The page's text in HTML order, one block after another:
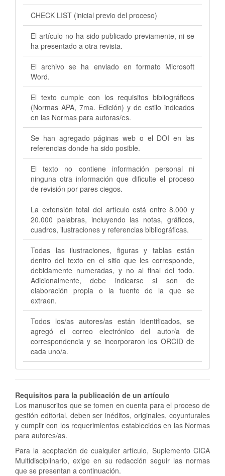
CHECK LIST (inicial previo del proceso)
El artículo no ha sido publicado previamente, ni se
ha presentado a otra revista.
El archivo se ha enviado en formato Microsoft
Word.
El texto cumple con los requisitos bibliográficos
(Normas APA, 7ma. Edición) y de estilo indicados
en las Normas para autoras/es.
Se han agregado páginas web o el DOI en las
referencias donde ha sido posible.
El texto no contiene información personal ni
ninguna otra información que dificulte el proceso
de revisión por pares ciegos.
La extensión total del artículo está entre 8.000 y
20.000 palabras, incluyendo las notas, gráficos,
cuadros, ilustraciones y referencias bibliográficas.
Todas las ilustraciones, figuras y tablas están
dentro del texto en el sitio que les corresponde,
debidamente numeradas, y no al final del todo.
Adicionalmente, debe indicarse si son de
elaboración propia o la fuente de la que se
extraen.
Todos los/as autores/as están identificados, se
agregó el correo electrónico del autor/a de
correspondencia y se incorporaron los ORCID de
cada uno/a.
Requisitos para la publicación de un artículo
Los manuscritos que se tomen en cuenta para el proceso de
gestión editorial, deben ser inéditos, originales, coyunturales
y cumplir con los requerimientos establecidos en las Normas
para autores/as.
Para la aceptación de cualquier artículo, Suplemento CICA
Multidisciplinario, exige en su redacción seguir las normas
que se presentan a continuación.